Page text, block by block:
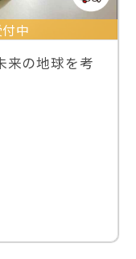
中
来の地球を考